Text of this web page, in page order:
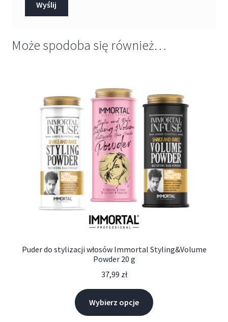
Może spodoba się również…
Puder do stylizacji włosów Immortal Styling&Volume
Powder 20 g
37,99 zł
Wybierz opcje